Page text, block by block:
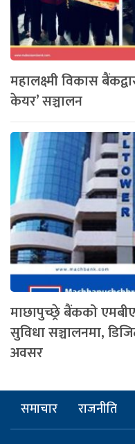
महालक्ष्मी विकास
केयर’ सञ्चालन
माछापुच्छ्रे बैंकको
सुविधा सञ्चालनमा,
अवसर
समाचार राजनीति